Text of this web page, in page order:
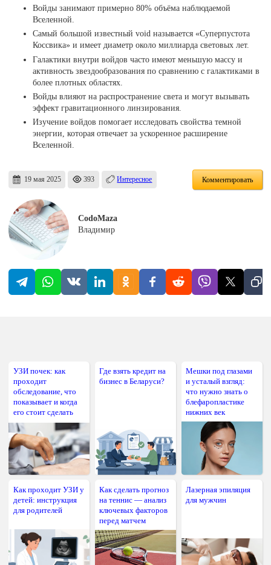
Войды занимают примерно 80% объёма наблюдаемой
Вселенной.
Самый большой известный void называется «Суперпустота
Коссвика» и имеет диаметр около миллиарда световых лет.
Галактики внутри войдов часто имеют меньшую массу и
активность звездообразования по сравнению с галактиками в
более плотных областях.
Войды влияют на распространение света и могут вызывать
эффект гравитационного линзирования.
Изучение войдов помогает исследовать свойства темной
энергии, которая отвечает за ускоренное расширение
Вселенной.
19 мая 2025 393 Интересное Комментировать
CodoMaza
Владимир
УЗИ почек: как
проходит
обследование, что
показывает и когда
его стоит сделать
Где взять кредит на
бизнес в Беларуси?
Мешки под глазами
и усталый взгляд:
что нужно знать о
блефаропластике
нижних век
Как проходит УЗИ у
детей: инструкция
для родителей
Как сделать прогноз
на теннис — анализ
ключевых факторов
перед матчем
Лазерная эпиляция
для мужчин